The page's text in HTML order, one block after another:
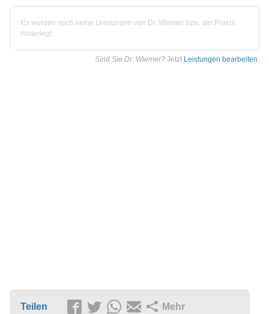
Es wurden noch keine Leistungen von Dr. Wiemer bzw. der Praxis
hinterlegt.
Sind Sie Dr. Wiemer? Jetzt Leistungen bearbeiten.
Teilen Mehr